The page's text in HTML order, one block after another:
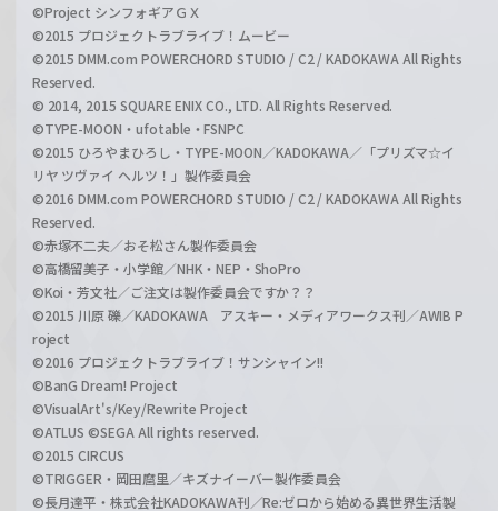
©Project シンフォギアＧＸ
©2015 プロジェクトラブライブ！ムービー
©2015 DMM.com POWERCHORD STUDIO / C2 / KADOKAWA All Rights
Reserved.
© 2014, 2015 SQUARE ENIX CO., LTD. All Rights Reserved.
©TYPE-MOON・ufotable・FSNPC
©2015 ひろやまひろし・TYPE-MOON／KADOKAWA／「プリズマ☆イ
リヤ ツヴァイ ヘルツ！」製作委員会
©2016 DMM.com POWERCHORD STUDIO / C2 / KADOKAWA All Rights
Reserved.
©赤塚不二夫／おそ松さん製作委員会
©高橋留美子・小学館／NHK・NEP・ShoPro
©Koi・芳文社／ご注文は製作委員会ですか？？
©2015 川原 礫／KADOKAWA アスキー・メディアワークス刊／AWIB P
roject
©2016 プロジェクトラブライブ！サンシャイン!!
©BanG Dream! Project
©VisualArt's/Key/Rewrite Project
©ATLUS ©SEGA All rights reserved.
©2015 CIRCUS
©TRIGGER・岡田麿里／キズナイーバー製作委員会
©長月達平・株式会社KADOKAWA刊／Re:ゼロから始める異世界生活製